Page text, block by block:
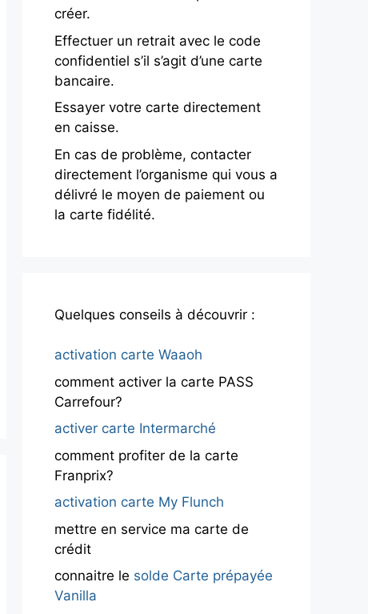
créer.
Effectuer un retrait avec le code
confidentiel s’il s’agit d’une carte
bancaire.
Essayer votre carte directement
en caisse.
En cas de problème, contacter
directement l’organisme qui vous a
délivré le moyen de paiement ou
la carte fidélité.
Quelques conseils à découvrir :
activation carte Waaoh
comment activer la carte PASS
Carrefour?
activer carte Intermarché
comment profiter de la carte
Franprix?
activation carte My Flunch
mettre en service ma carte de
crédit
connaitre le solde Carte prépayée
Vanilla